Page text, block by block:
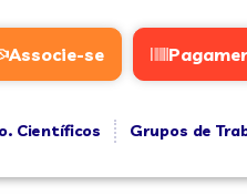
Associe-se
Científicos Grupos de